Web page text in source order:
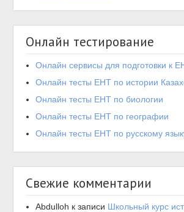
Онлайн тестирование
Онлайн сервисы для подготовки к
Онлайн тесты ЕНТ по истории
Онлайн тесты ЕНТ по биологии
Онлайн тесты ЕНТ по географии
Онлайн тесты ЕНТ по русскому
Свежие комментарии
Abdulloh к записи Школьный курс